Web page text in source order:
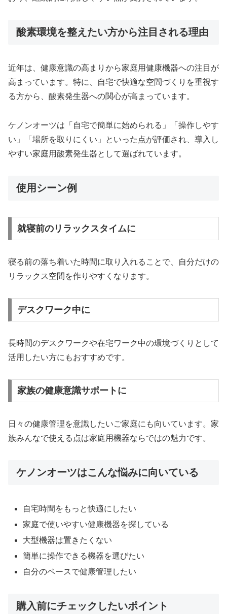
酸素環境を整えたい方から注目される理由
近年は、健康意識の高まりから家庭用健康機器への注目が
高まっています。特に、自宅で快適な空間づくりを重視す
る方から、酸素発生器への関心が高まっています。
ケノンオーツは「自宅で簡単に始められる」「操作しやす
い」「場所を取りにくい」といった点が評価され、導入し
やすい家庭用酸素発生器として選ばれています。
使用シーン例
就寝前のリラックスタイムに
寝る前の落ち着いた時間に取り入れることで、自分だけの
リラックス空間を作りやすくなります。
デスクワーク中に
長時間のデスクワークや在宅ワーク中の環境づくりとして
活用したい方にもおすすめです。
家族の健康意識サポートに
日々の健康管理を意識したいご家庭にも向いています。家
族みんなで使える点は家庭用機器ならではの魅力です。
ケノンオーツはこんな悩みに向いている
自宅時間をもっと快適にしたい
家庭で使いやすい健康機器を探している
大型機器は置きたくない
簡単に操作できる機器を選びたい
自分のペースで健康管理したい
購入前にチェックしたいポイント